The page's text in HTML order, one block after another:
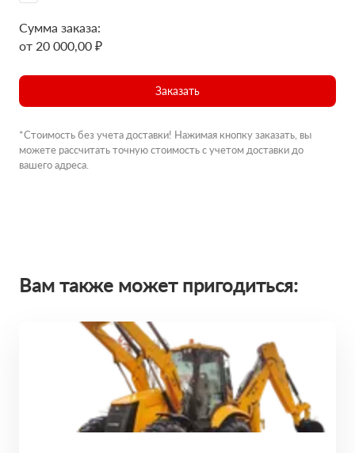
Сумма заказа:
от 20 000,00 ₽
Заказать
*Стоимость без учета доставки! Нажимая кнопку заказать, вы
можете рассчитать точную стоимость с учетом доставки до
вашего адреса.
Вам также может пригодиться: